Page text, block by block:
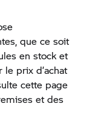
que ce soit
en stock et
prix d’achat
cette page
et des